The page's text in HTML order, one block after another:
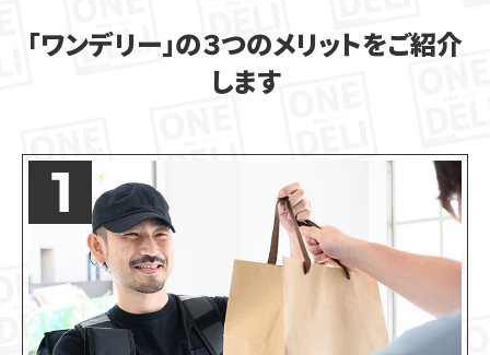
「ワンデリー」の３つのメリットをご紹介
します